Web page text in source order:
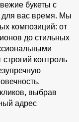
букеты с
для вас время. Мы
композиций: от
до стильных
контроль
выбрав
адрес